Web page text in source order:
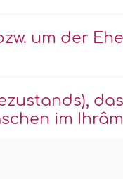
um der
im Ihrâm